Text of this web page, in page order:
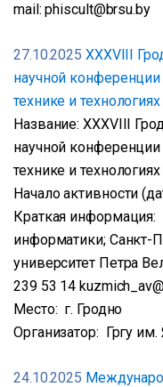
mail: phiscult@brsu.by
27.10.2025 XXXVIII
научной
технике и
Название: XXXVIII
научной
технике и
Начало активности
Краткая информация:
информатики; Санкт-
университет Петра
239 53 14
Место: г. Гродно
Организатор: Гргу
24.10.2025